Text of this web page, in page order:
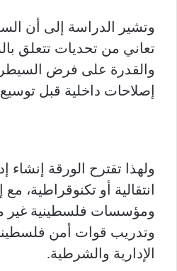
وتشير الدراسة إلى أن
تعاني من تحديات تتعلق
والقدرة على فرض
إصلاحات داخلية قبل
ولهذا تقترح الورقة إنشاء
انتقالية أو
ومؤسسات فلسطينية غير
وتدريب قوات أمن
الإدارية والشرطية.